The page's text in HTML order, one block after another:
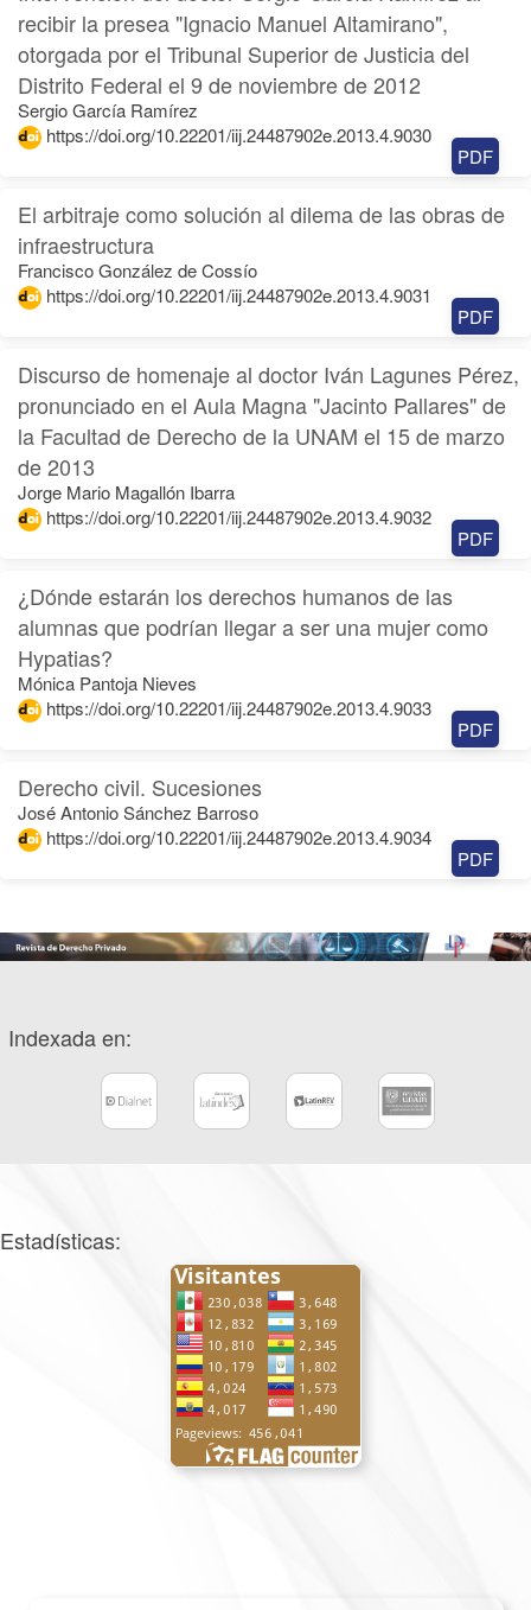
recibir la presea "Ignacio Manuel Altamirano",
otorgada por el Tribunal Superior de Justicia del
Distrito Federal el 9 de noviembre de 2012
Sergio García Ramírez
https://doi.org/10.22201/iij.24487902e.2013.4.9030
PDF
El arbitraje como solución al dilema de las obras de
infraestructura
Francisco González de Cossío
https://doi.org/10.22201/iij.24487902e.2013.4.9031
PDF
Discurso de homenaje al doctor Iván Lagunes Pérez,
pronunciado en el Aula Magna "Jacinto Pallares" de
la Facultad de Derecho de la UNAM el 15 de marzo
de 2013
Jorge Mario Magallón Ibarra
https://doi.org/10.22201/iij.24487902e.2013.4.9032
PDF
¿Dónde estarán los derechos humanos de las
alumnas que podrían llegar a ser una mujer como
Hypatias?
Mónica Pantoja Nieves
https://doi.org/10.22201/iij.24487902e.2013.4.9033
PDF
Derecho civil. Sucesiones
José Antonio Sánchez Barroso
https://doi.org/10.22201/iij.24487902e.2013.4.9034
PDF
Indexada en:
Estadísticas: